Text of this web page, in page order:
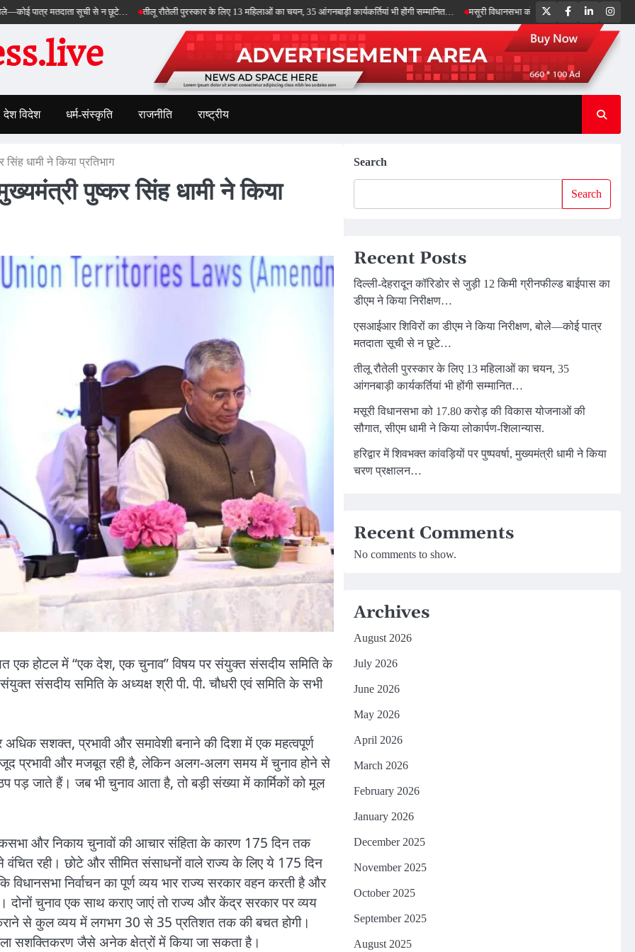
मतदाता सूची से न छूटे… तीलू रौतेली पुरस्कार के लिए 13 महिलाओं का चयन, 35 आंगनबाड़ी कार्यकर्तियां भी होंगी सम्मानित… मसूरी विधानसभा को 17.80 करोड़ की विकास योजनाओं की
TwitterFacebookLinkedIn
देश विदेश धर्म-संस्कृति राजनीति राष्ट्रीय
धामी ने किया प्रतिभाग
पुष्कर सिंह धामी ने किया
एक होटल में “एक देश, एक चुनाव” विषय पर संयुक्त संसदीय समिति के
संसदीय समिति के अध्यक्ष श्री पी. पी. चौधरी एवं समिति के सभी
सशक्त, प्रभावी और समावेशी बनाने की दिशा में एक महत्वपूर्ण
प्रभावी और मजबूत रही है, लेकिन अलग-अलग समय में चुनाव होने से
पड़ जाते हैं। जब भी चुनाव आता है, तो बड़ी संख्या में कार्मिकों को मूल
और निकाय चुनावों की आचार संहिता के कारण 175 दिन तक
वंचित रही। छोटे और सीमित संसाधनों वाले राज्य के लिए ये 175 दिन
निर्वाचन का पूर्ण व्यय भार राज्य सरकार वहन करती है और
दोनों चुनाव एक साथ कराए जाएं तो राज्य और केंद्र सरकार पर व्यय
से कुल व्यय में लगभग 30 से 35 प्रतिशत तक की बचत होगी।
सशक्तिकरण जैसे अनेक क्षेत्रों में किया जा सकता है।
Search
Search
Recent Posts
दिल्ली-देहरादून कॉरिडोर से जुड़ी 12 किमी ग्रीनफील्ड बाईपास का
डीएम ने किया निरीक्षण…
एसआईआर शिविरों का डीएम ने किया निरीक्षण, बोले—कोई पात्र
मतदाता सूची से न छूटे…
तीलू रौतेली पुरस्कार के लिए 13 महिलाओं का चयन, 35
आंगनबाड़ी कार्यकर्तियां भी होंगी सम्मानित…
मसूरी विधानसभा को 17.80 करोड़ की विकास योजनाओं की
सौगात, सीएम धामी ने किया लोकार्पण-शिलान्यास.
हरिद्वार में शिवभक्त कांवड़ियों पर पुष्पवर्षा, मुख्यमंत्री धामी ने किया
चरण प्रक्षालन…
Recent Comments
No comments to show.
Archives
August 2026
July 2026
June 2026
May 2026
April 2026
March 2026
February 2026
January 2026
December 2025
November 2025
October 2025
September 2025
August 2025